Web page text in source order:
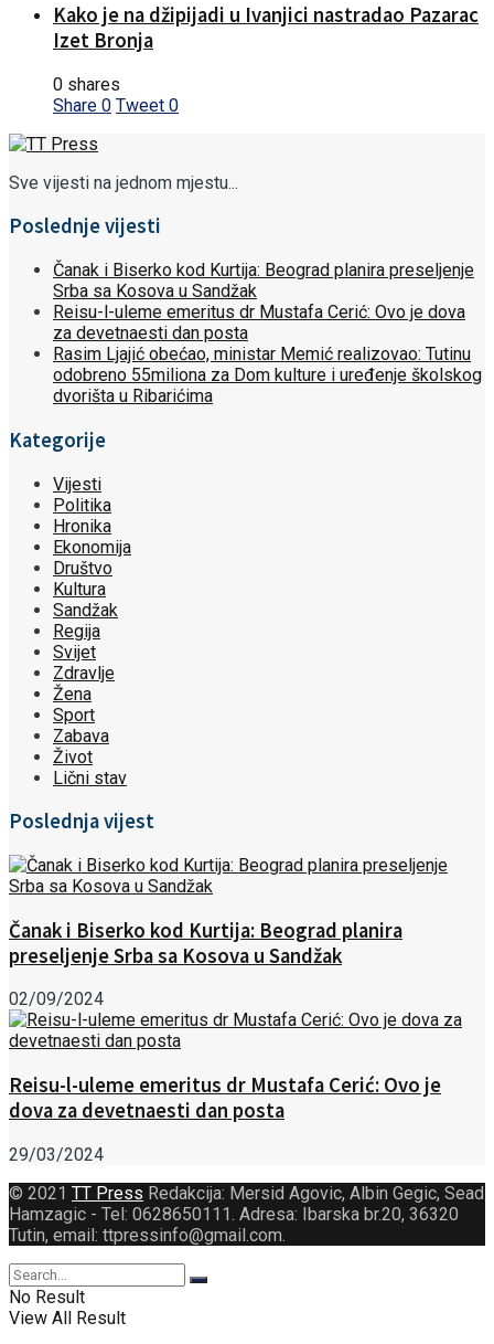
Kako je na džipijadi u Ivanjici nastradao Pazarac
Izet Bronja
0 shares
Share 0 Tweet 0
Sve vijesti na jednom mjestu...
Poslednje vijesti
Čanak i Biserko kod Kurtija: Beograd planira preseljenje
Srba sa Kosova u Sandžak
Reisu-l-uleme emeritus dr Mustafa Cerić: Ovo je dova
za devetnaesti dan posta
Rasim Ljajić obećao, ministar Memić realizovao: Tutinu
odobreno 55miliona za Dom kulture i uređenje školskog
dvorišta u Ribarićima
Kategorije
Vijesti
Politika
Hronika
Ekonomija
Društvo
Kultura
Sandžak
Regija
Svijet
Zdravlje
Žena
Sport
Zabava
Život
Lični stav
Poslednja vijest
Čanak i Biserko kod Kurtija: Beograd planira
preseljenje Srba sa Kosova u Sandžak
02/09/2024
Reisu-l-uleme emeritus dr Mustafa Cerić: Ovo je
dova za devetnaesti dan posta
29/03/2024
© 2021 TT Press Redakcija: Mersid Agovic, Albin Gegic, Sead
Hamzagic - Tel: 0628650111. Adresa: Ibarska br.20, 36320
Tutin, email: ttpressinfo@gmail.com.
No Result
View All Result